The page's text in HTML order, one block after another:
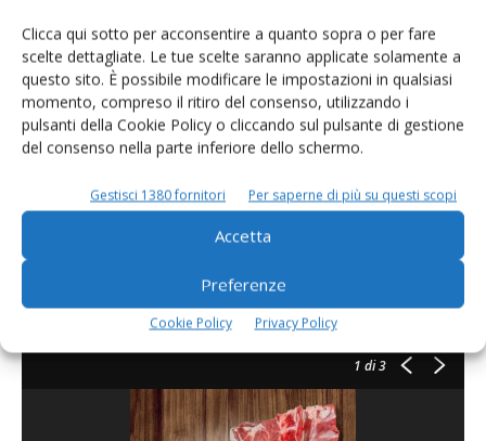
Clicca qui sotto per acconsentire a quanto sopra o per fare
scelte dettagliate. Le tue scelte saranno applicate solamente a
questo sito. È possibile modificare le impostazioni in qualsiasi
momento, compreso il ritiro del consenso, utilizzando i
pulsanti della Cookie Policy o cliccando sul pulsante di gestione
del consenso nella parte inferiore dello schermo.
Gestisci 1380 fornitori Per saperne di più su questi scopi
Accetta
Preferenze
Cookie Policy Privacy Policy
alimentazione, che li proteggono da freddo, pioggia e
caldo. L’azienda ha inoltre installato 200 kilowatt di
impianto fotovoltaico: “Siamo autosufficienti anche a
livello energetico- conclude Gianfranco -con il sole
maciniamo i cereali, irrighiamo i campi e gestiamo
l’intera azienda”.
L’attività della Società agricola Oredda è costruita su un
equilibrio tra tradizione e innovazione, autosufficienza e
sostenibilità, sempre con lo sguardo rivolto alla qualità, al
benessere animale e al futuro.
1 di 3